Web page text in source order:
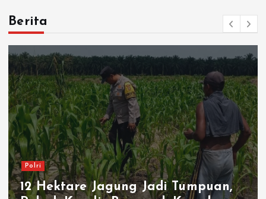
Berita
Polri
12 Hektare Jagung Jadi Tumpuan,